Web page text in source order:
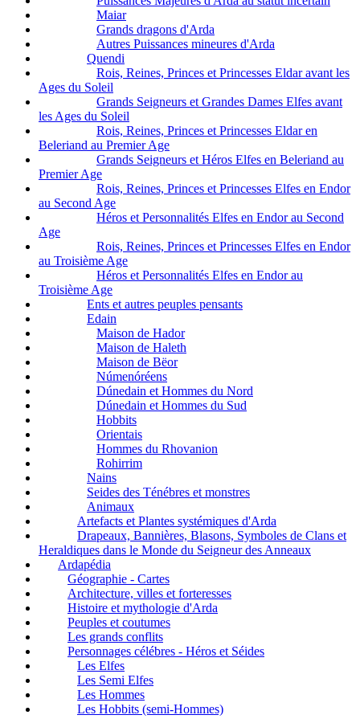
Maiar
Grands dragons d'Arda
Autres Puissances mineures d'Arda
Quendi
Rois, Reines, Princes et Princesses Eldar avant les
Ages du Soleil
Grands Seigneurs et Grandes Dames Elfes avant
les Ages du Soleil
Rois, Reines, Princes et Princesses Eldar en
Beleriand au Premier Age
Grands Seigneurs et Héros Elfes en Beleriand au
Premier Age
Rois, Reines, Princes et Princesses Elfes en Endor
au Second Age
Héros et Personnalités Elfes en Endor au Second
Age
Rois, Reines, Princes et Princesses Elfes en Endor
au Troisième Age
Héros et Personnalités Elfes en Endor au
Troisième Age
Ents et autres peuples pensants
Edain
Maison de Hador
Maison de Haleth
Maison de Bëor
Númenóréens
Dúnedain et Hommes du Nord
Dúnedain et Hommes du Sud
Hobbits
Orientais
Hommes du Rhovanion
Rohirrim
Nains
Seides des Ténébres et monstres
Animaux
Artefacts et Plantes systémiques d'Arda
Drapeaux, Bannières, Blasons, Symboles de Clans et
Heraldiques dans le Monde du Seigneur des Anneaux
Ardapédia
Géographie - Cartes
Architecture, villes et forteresses
Histoire et mythologie d'Arda
Peuples et coutumes
Les grands conflits
Personnages célébres - Héros et Séides
Les Elfes
Les Semi Elfes
Les Hommes
Les Hobbits (semi-Hommes)